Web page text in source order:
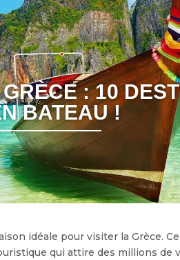
: 10
BATEAU !
idéale pour visiter la Grèce.
qui attire des millions de